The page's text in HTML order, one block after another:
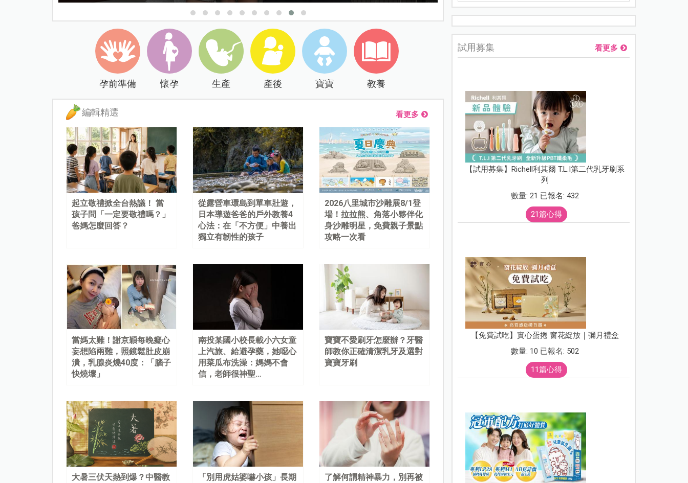
孕前準備 懷孕 生產 產後 寶寶 教養
編輯精選 看更多
起立敬禮掀全台熱議！ 當
孩子問「一定要敬禮嗎？」
爸媽怎麼回答？
從露營車環島到單車壯遊，
日本導遊爸爸的戶外教養4
心法：在「不方便」中養出
獨立有韌性的孩子
2026八里城市沙雕展8/1登
場！拉拉熊、角落小夥伴化
身沙雕明星，免費親子景點
攻略一次看
當媽太難！謝京穎每晚癡心
妄想陷兩難，照鏡鬆肚皮崩
潰，乳腺炎燒40度：「腦子
快燒壞」
南投某國小校長載小六女童
上汽旅、給避孕藥，她噁心
用菜瓜布洗澡：媽媽不會
信，老師很神聖…
寶寶不愛刷牙怎麼辦？牙醫
師教你正確清潔乳牙及選對
寶寶牙刷
大暑三伏天熱到爆？中醫教
「別用虎姑婆嚇小孩」長期
了解何謂精神暴力，別再被
試用募集 看更多
【試用募集】Richell利其爾 T.L.I第二代乳牙刷系
列
數量: 21 已報名: 432
21篇心得
【免費試吃】實心蛋捲 窗花綻放｜彌月禮盒
數量: 10 已報名: 502
11篇心得